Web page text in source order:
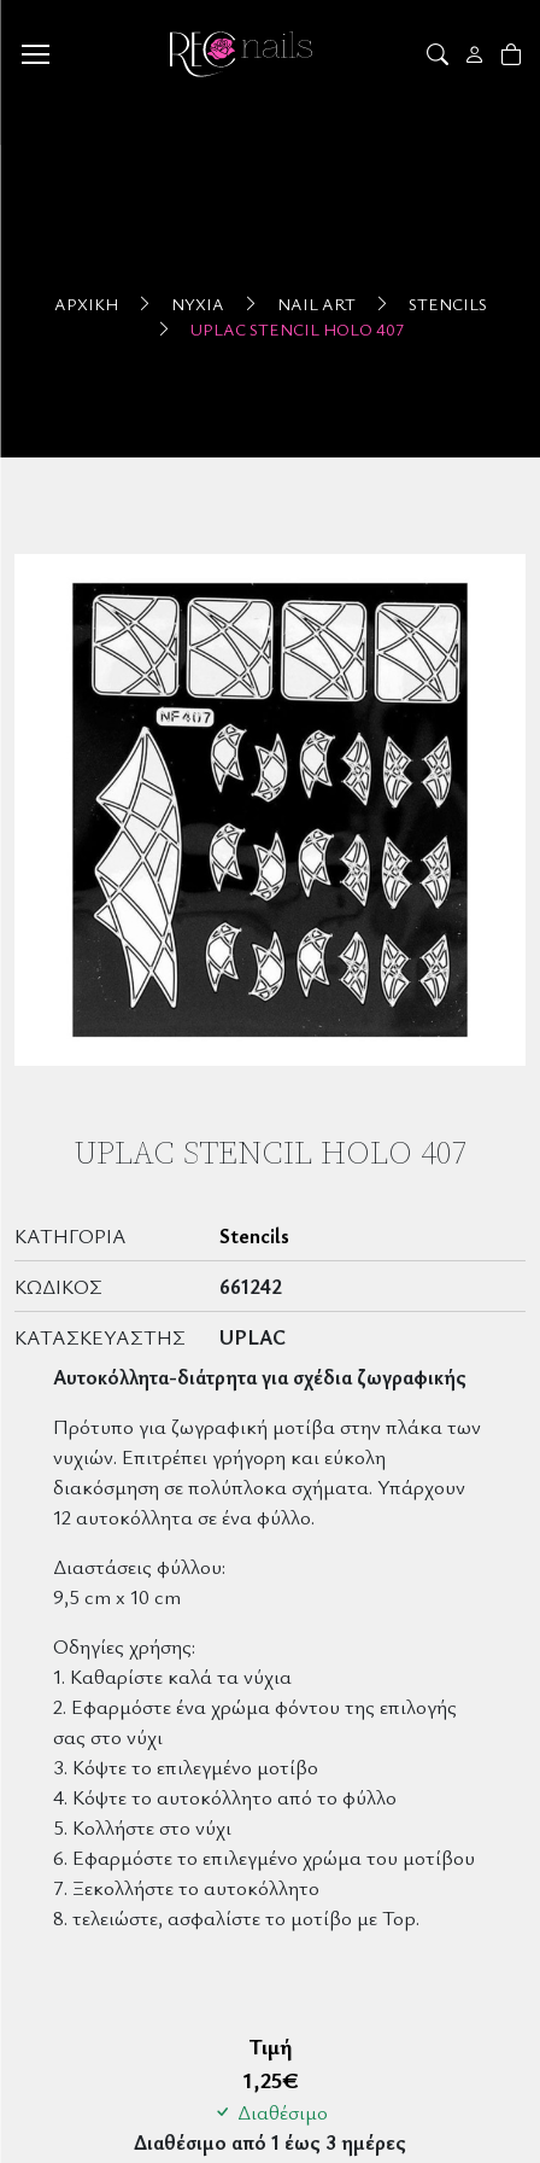
ΑΡΧΙΚΉ ΝΎΧΙΑ NAIL ART
STENCILS
UPLAC STENCIL HOLO 407
UPLAC STENCIL HOLO 407
ΚΑΤΗΓΟΡΊΑ
Stencils
ΚΩΔΙΚΌΣ
661242
ΚΑΤΑΣΚΕΥΑΣΤΉΣ
UPLAC
Αυτοκόλλητα-διάτρητα για σχέδια ζωγραφικής
Πρότυπο για ζωγραφική μοτίβα στην πλάκα των
νυχιών. Επιτρέπει γρήγορη και εύκολη
διακόσμηση σε πολύπλοκα σχήματα. Υπάρχουν
12 αυτοκόλλητα σε ένα φύλλο.
Διαστάσεις φύλλου:
9,5 cm x 10 cm
Οδηγίες χρήσης:
1. Καθαρίστε καλά τα νύχια
2. Εφαρμόστε ένα χρώμα φόντου της επιλογής
σας στο νύχι
3. Κόψτε το επιλεγμένο μοτίβο
4. Κόψτε το αυτοκόλλητο από το φύλλο
5. Κολλήστε στο νύχι
6. Εφαρμόστε το επιλεγμένο χρώμα του μοτίβου
7. Ξεκολλήστε το αυτοκόλλητο
8. τελειώστε, ασφαλίστε το μοτίβο με Top.
Τιμή
1,25€
Διαθέσιμο
Διαθέσιμο από 1 έως 3 ημέρες